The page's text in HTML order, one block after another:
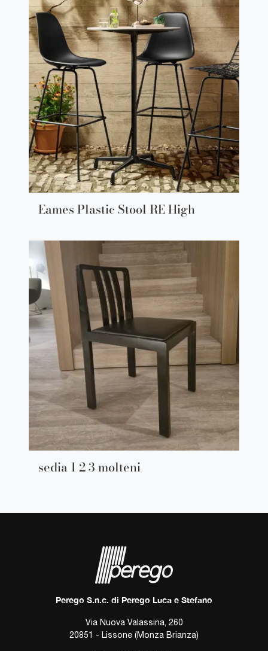
Eames Plastic Stool RE High
sedia 1 2 3 molteni
Perego S.n.c. di Perego Luca e Stefano
Via Nuova Valassina, 260
20851 - Lissone (Monza Brianza)